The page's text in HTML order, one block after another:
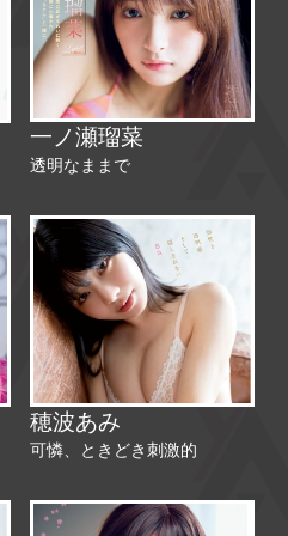
一ノ瀬瑠菜
透明なままで
穂波あみ
可憐、ときどき刺激的